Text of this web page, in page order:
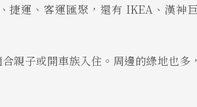
捷運、客運匯聚，還有 IKEA、漢神
親子或開車族入住。周邊的綠地也多